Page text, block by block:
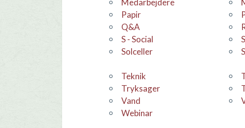
medarbejdere
Papir
Q&A
S - Social
Solceller
teknik
Tryksager
Vand
webinar